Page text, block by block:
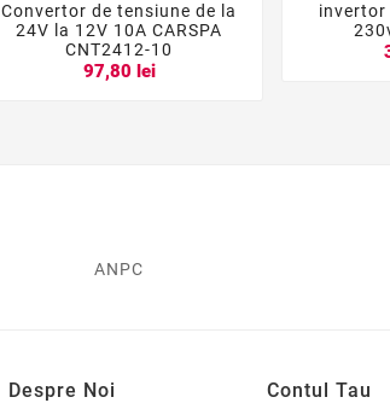
  
Convertor de tensiune de la
24V la 12V 10A CARSPA
CNT2412-10
97,80 lei

invertor
ANPC
Despre Noi Contul Tau